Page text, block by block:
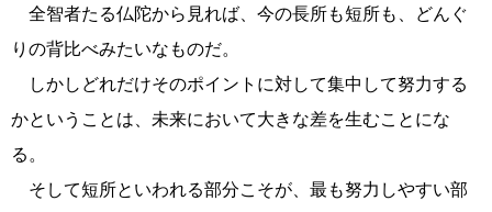
全智者たる仏陀から見れば、今の長所も短所も、どんぐ
りの背比べみたいなものだ。
しかしどれだけそのポイントに対して集中して努力する
かということは、未来において大きな差を生むことにな
る。
そして短所といわれる部分こそが、最も努力しやすい部